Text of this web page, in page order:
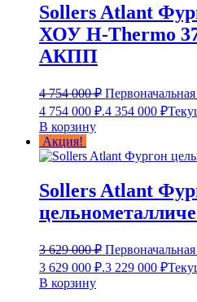
Sollers Atlant
ХОУ H-Thermo
АКПП
4 754 000₽
4 754 000 ₽.4 354 000 ₽
В корзину
Акция!
Sollers Atlant
3 629 000₽
3 629 000 ₽.3 229 000 ₽
В корзину